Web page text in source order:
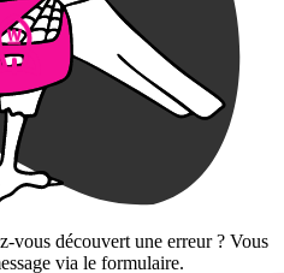
vous découvert une erreur ? Vous
via le formulaire.